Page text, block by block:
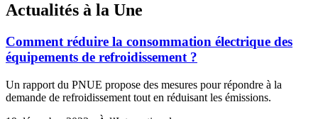
Actualités à la Une
Comment réduire la consommation électrique des
équipements de refroidissement ?
Un rapport du PNUE propose des mesures pour répondre à la
demande de refroidissement tout en réduisant les émissions.